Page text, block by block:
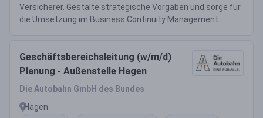
Versicherer. Gestalte strategische Vorgaben und sorge für
die Umsetzung im Business Continuity Management.
Geschäftsbereichsleitung (w/m/d)
Planung - Außenstelle Hagen
Die Autobahn GmbH des Bundes
Hagen